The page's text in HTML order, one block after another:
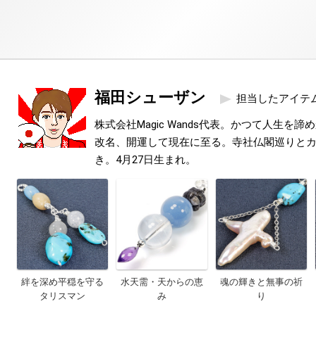
福田シューザン 担当したアイテ
株式会社Magic Wands代表。かつて人生を諦
改名、開運して現在に至る。寺社仏閣巡りと
き。4月27日生まれ。
絆を深め平穏を守る
タリスマン
水天需・天からの恵
み
魂の輝きと無事の祈
り